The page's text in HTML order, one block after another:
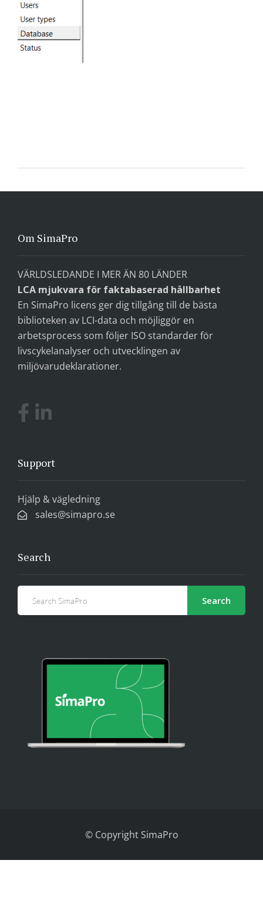
Om SimaPro
VÄRLDSLEDANDE I MER ÄN 80 LÄNDER
LCA mjukvara för faktabaserad hållbarhet
En SimaPro licens ger dig tillgång till de bästa
biblioteken av LCI-data och möjliggör en
arbetsprocess som följer ISO standarder för
livscykelanalyser och utvecklingen av
miljövarudeklarationer.
Support
Hjälp & vägledning
sales@simapro.se
Search
Search
© Copyright SimaPro